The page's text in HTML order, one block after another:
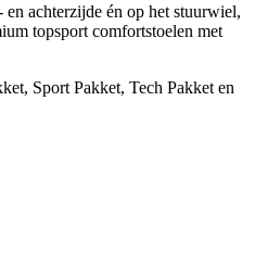
achterzijde én op het stuurwiel,
topsport comfortstoelen met
Sport Pakket, Tech Pakket en